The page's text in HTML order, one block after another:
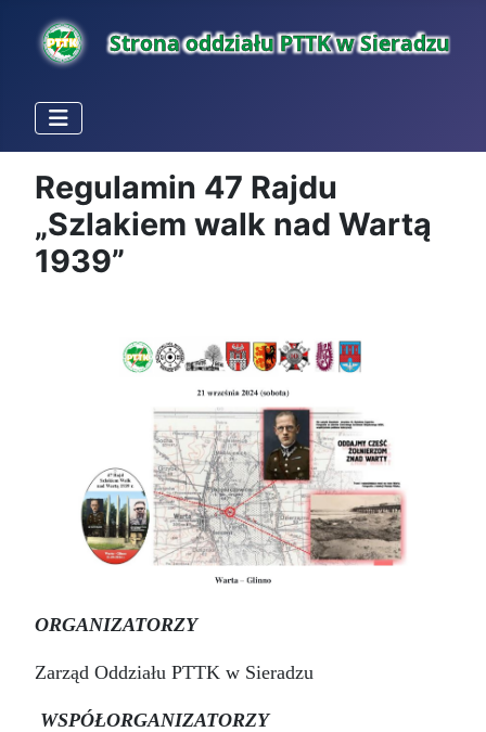
Regulamin 47 Rajdu
„Szlakiem walk nad Wartą
1939”
ORGANIZATORZY
Zarząd Oddziału PTTK w Sieradzu
WSPÓŁORGANIZATORZY